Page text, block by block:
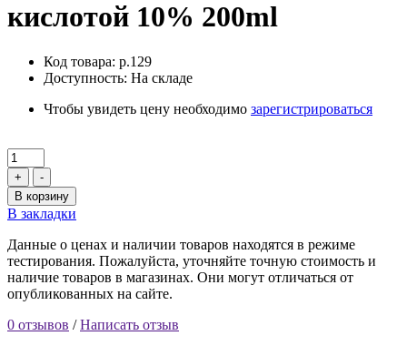
кислотой 10% 200ml
Код товара: p.129
Доступность: На складе
Чтобы увидеть цену необходимо зарегистрироваться
+
-
В корзину
В закладки
Данные о ценах и наличии товаров находятся в режиме
тестирования. Пожалуйста, уточняйте точную стоимость и
наличие товаров в магазинах. Они могут отличаться от
опубликованных на сайте.
0 отзывов /Написать отзыв